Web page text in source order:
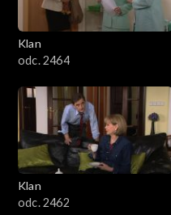
Klan
odc. 2464
Klan
odc. 2462